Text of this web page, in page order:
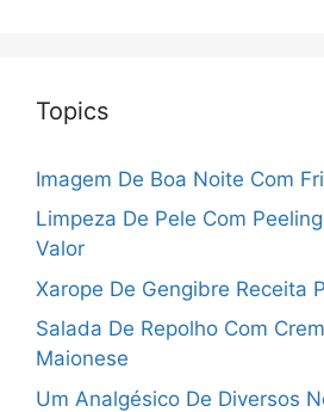
Topics
Imagem De Boa Noite Com
Limpeza De Pele Com
Valor
Xarope De Gengibre Receita
Salada De Repolho Com
Maionese
Um Analgésico De Diversos